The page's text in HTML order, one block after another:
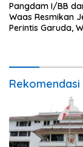
Pangdam I/BB
Waas Resmikan
Perintis Garuda,